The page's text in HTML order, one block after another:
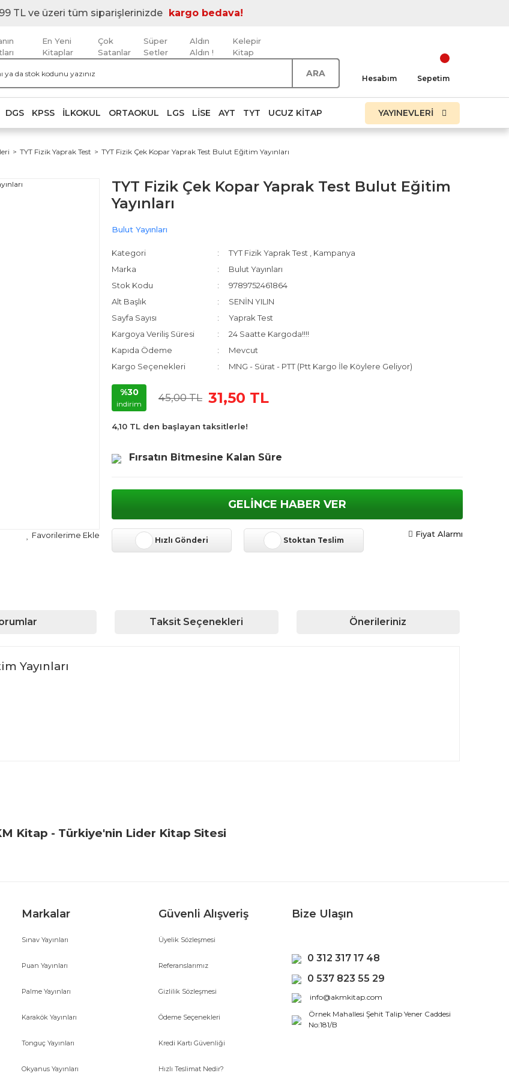
TL ve üzeri tüm siparişlerinizde kargo bedava!
En Yeni
Kitaplar
Çok
Satanlar
Süper
Setler
Aldın
Aldın !
Kelepir
Kitap
ARA Hesabım Sepetim
DGS KPSS İLKOKUL ORTAOKUL LGS LISE AYT TYT UCUZ KITAP YAYINEVLERİ
TYT Fizik Yaprak Test TYT Fizik Çek Kopar Yaprak Test Bulut Eğitim Yayınları
TYT Fizik Çek Kopar Yaprak Test Bulut Eğitim
Yayınları
Bulut Yayınları
Kategori TYT Fizik Yaprak Test
Kampanya
Marka
Bulut Yayınları
Stok Kodu
9789752461864
Alt Başlık
SENİN YILIN
Sayfa Sayısı
Yaprak Test
Kargoya Veriliş Süresi
24 Saatte Kargoda!!!!
Kapıda Ödeme
Mevcut
Kargo Seçenekleri
MNG - Sürat - PTT (Ptt Kargo İle Köylere Geliyor)
%30
indirim
45,00 TL 31,50 TL
4,10 TL den başlayan taksitlerle!
Fırsatın Bitmesine Kalan Süre
GELİNCE HABER VER
Hızlı Gönderi Stoktan Teslim
Fiyat Alarmı
Taksit Seçenekleri Önerileriniz
Yayınları
Yorum Yaz
Kitap - Türkiye'nin Lider Kitap Sitesi
Markalar
Sınav Yayınları
Puan Yayınları
Palme Yayınları
Karakök Yayınları
Tonguç Yayınları
Okyanus Yayınları
Güvenli Alışveriş
Üyelik Sözleşmesi
Referanslarımız
Gizlilik Sözleşmesi
Ödeme Seçenekleri
Kredi Kartı Güvenliği
Hızlı Teslimat Nedir?
Bize Ulaşın
0 312 317 17 48
0 537 823 55 29
info@akmkitap.com
Örnek Mahallesi Şehit Talip Yener Caddesi
No:181/B